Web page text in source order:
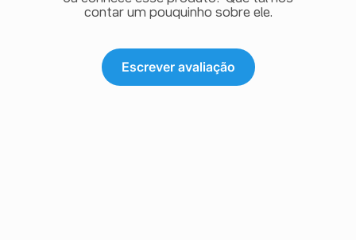
contar um pouquinho sobre ele.
Escrever avaliação